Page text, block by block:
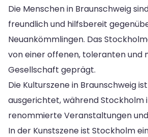
Die Menschen in Braunschweig
freundlich und hilfsbereit
Neuankömmlingen. Das
von einer offenen, toleranten und
Gesellschaft geprägt.
Die Kulturszene in Braunschweig
ausgerichtet, während Stockholm
renommierte Veranstaltungen
In der Kunstszene ist Stockholm